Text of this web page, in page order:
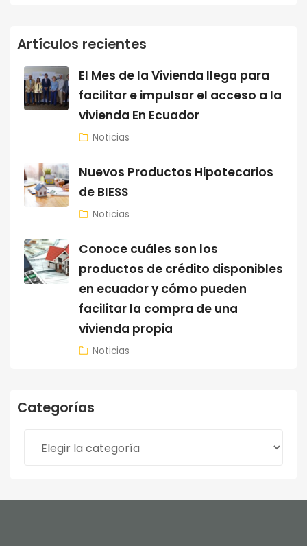
Artículos recientes
El Mes de la Vivienda llega para
facilitar e impulsar el acceso a la
vivienda En Ecuador
Noticias
Nuevos Productos Hipotecarios
de BIESS
Noticias
Conoce cuáles son los
productos de crédito disponibles
en ecuador y cómo pueden
facilitar la compra de una
vivienda propia
Noticias
Categorías